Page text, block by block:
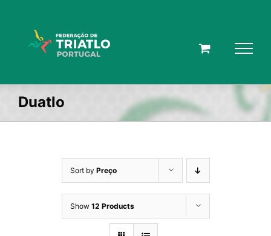
Duatlo
Sort by Preço
Show 12 Products